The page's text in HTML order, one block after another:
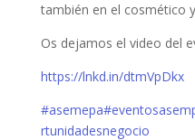
también en el cosmético
Os dejamos el video del
https://lnkd.in/dtmVpDkx
#asemepa
rtunidadesnegocio